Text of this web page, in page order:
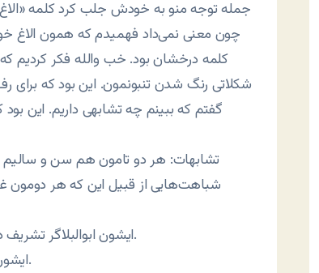
جمله توجه منو به خودش جلب کرد کلمه
چون معنی نمی‌داد فهمیدم که همون الاغ
کلمه درخشان بود. خب والله فکر کردیم
شکلاتی رنگ شدن تنبونمون. این بود که برای
گفتم که ببینم چه تشابهی داریم. این
شباهت‌هایی از قبیل این که هر دومون
۱- ایشون ابوالبلاگر تشریف دارن در حالی که من فقط اسم یکی از بابابزرگام ابوالقاسم بوده.
۲- ایشون متأهلن در حالی که من غلط بکنم از این شِکَرخوری‌ها بکنم.